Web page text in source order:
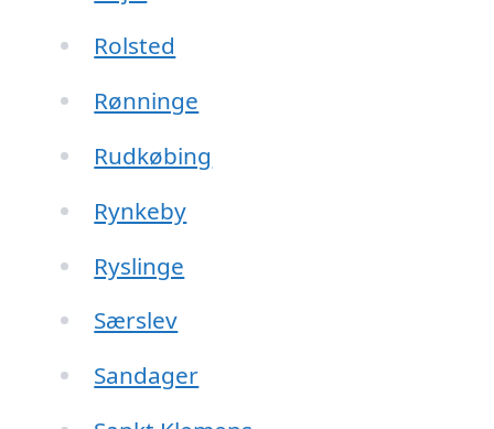
Rolsted
Rønninge
Rudkøbing
Rynkeby
Ryslinge
Særslev
Sandager